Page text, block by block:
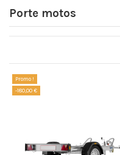
Porte motos
Promo !
-180,00 €